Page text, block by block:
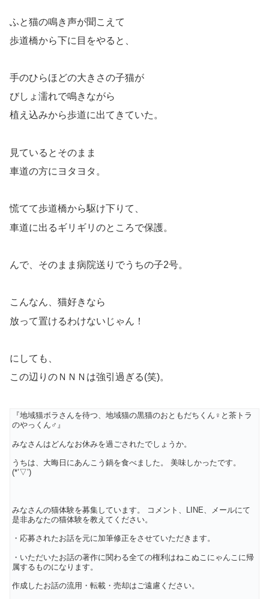
ふと猫の鳴き声が聞こえて
歩道橋から下に目をやると、
手のひらほどの大きさの子猫が
びしょ濡れで鳴きながら
植え込みから歩道に出てきていた。
見ているとそのまま
車道の方にヨタヨタ。
慌てて歩道橋から駆け下りて、
車道に出るギリギリのところで保護。
んで、そのまま病院送りでうちの子2号。
こんなん、猫好きなら
放って置けるわけないじゃん！
にしても、
この辺りのＮＮＮは強引過ぎる(笑)。
『地域猫ボラさんを待つ、地域猫の黒猫のおともだちくん♀と茶トラ
のやっくん♂』
みなさんはどんなお休みを過ごされたでしょうか。
うちは、大晦日にあんこう鍋を食べました。 美味しかったです。
(*’▽’)
みなさんの猫体験を募集しています。 コメント、LINE、メールにて
是非あなたの猫体験を教えてください。
・応募されたお話を元に加筆修正をさせていただきます。
・いただいたお話の著作に関わる全ての権利はねこぬこにゃんこに帰
属するものになります。
作成したお話の流用・転載・売却はご遠慮ください。